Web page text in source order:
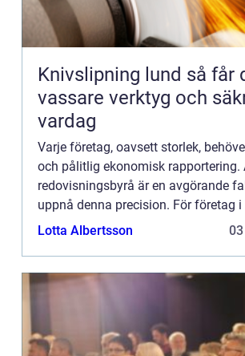
Knivslipning lund så får du
vassare verktyg och
vardag
Varje företag, oavsett storlek,
och pålitlig ekonomisk rapportering.
redovisningsbyrå är en avgörande
uppnå denna precision. För företag i
Lotta Albertsson